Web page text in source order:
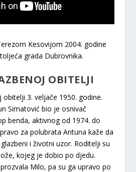
Kesovijom 2004. godine
grada Dubrovnika.
OBITELJI
3. veljače 1950. godine.
Simatović bio je osnivač
benda, aktivnog od 1974. do
za polubrata Antuna kaže da
i životni uzor. Roditelji su
kojeg je dobio po djedu.
Milo, pa su ga upravo po